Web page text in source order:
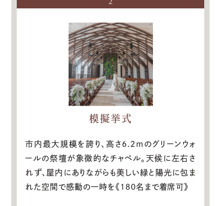
模擬挙式
市内最大規模を誇り、高さ6.2ｍのグリーンウォ
ールの祭壇が象徴的なチャペル。天候に左右さ
れず、屋内にありながらも美しい緑と陽光に包ま
れた空間で感動の一時を《180名まで着席可》